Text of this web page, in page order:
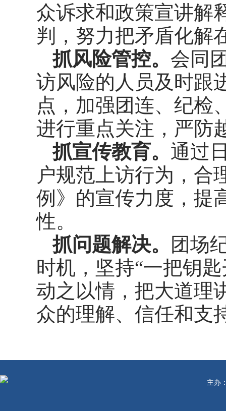
众诉求和政策宣讲解
判，努力把矛盾化解
抓风险管控。 会同
访风险的人员及时跟
点，加强团连、纪检
进行重点关注，严防
抓宣传教育。 通过
户规范上访行为，合
例》的宣传力度，提
性。
抓问题解决。
团场
时机，坚持“一把钥
动之以情，把大道理
众的理解、信任和支
主办